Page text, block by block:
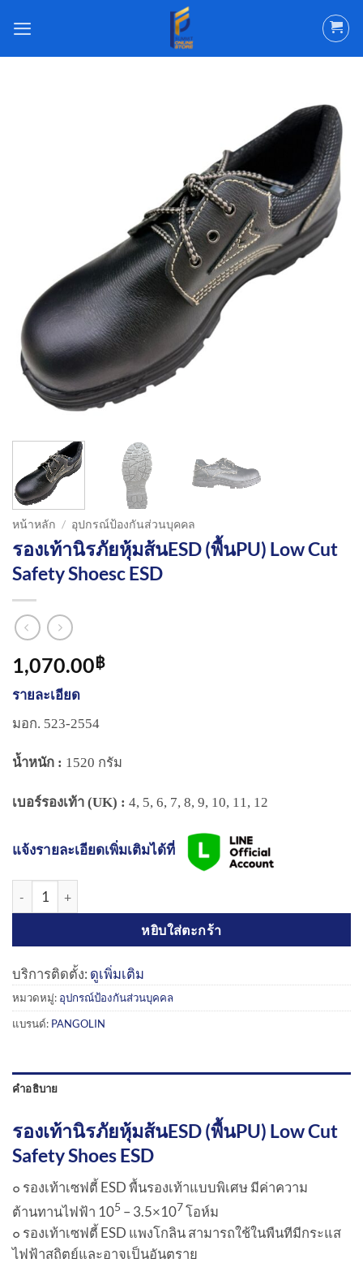
ไป
หน้าหลัก / อุปกรณ์ป้องกันส่วนบุคคล
รองเท้านิรภัยหุ้มส้นESD (พื้นPU) Low Cut
Safety Shoesc ESD
1,070.00฿
รายละเอียด
มอก. 523-2554
น้ำหนัก : 1520 กรัม
เบอร์รองเท้า (UK) : 4, 5, 6, 7, 8, 9, 10, 11, 12
แจ้งรายละเอียดเพิ่มเติมได้ที่
จำนวน รองเท้านิรภัยหุ้มส้นESD (พื้นPU) Low Cut Safety Shoesc
หยิบใส่ตะกร้า
บริการติดตั้ง: ดูเพิ่มเติม
หมวดหมู่: อุปกรณ์ป้องกันส่วนบุคคล
แบรนด์: PANGOLIN
คำอธิบาย
รองเท้านิรภัยหุ้มส้นESD (พื้นPU) Low Cut
Safety Shoes ESD
๐ รองเท้าเซฟตี้ ESD พื้นรองเท้าแบบพิเศษ มีค่าความ
ต้านทานไฟฟ้า 105 – 3.5×107โอห์ม
๐ รองเท้าเซฟตี้ ESD แพงโกลิน สามารถใช้ในพืนทีมีกระแส
ไฟฟ้าสถิตย์และอาจเป็นอันตราย